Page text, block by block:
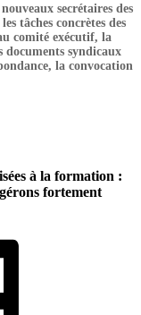
secrétaires des
tâches concrètes des
comité exécutif, la
documents syndicaux
la convocation
à la formation :
fortement